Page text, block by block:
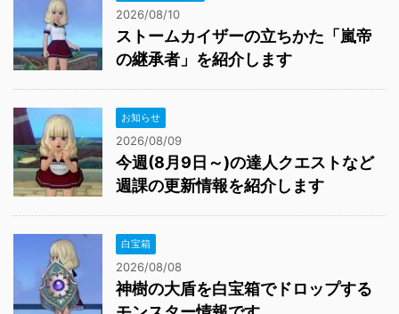
2026/08/10
ストームカイザーの立ちかた「嵐帝
の継承者」を紹介します
お知らせ
2026/08/09
今週(8月9日～)の達人クエストなど
週課の更新情報を紹介します
白宝箱
2026/08/08
神樹の大盾を白宝箱でドロップする